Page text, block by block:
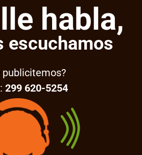
habla,
escuchamos
publicitemos?
299 620-5254